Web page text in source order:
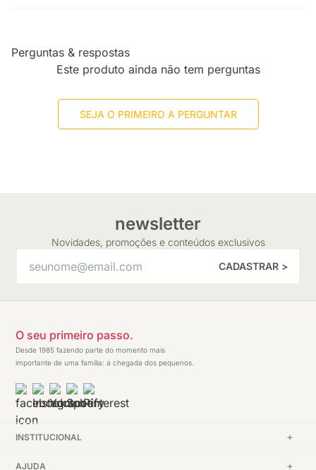
Perguntas & respostas
Este produto ainda não tem perguntas
SEJA O PRIMEIRO A PERGUNTAR
newsletter
Novidades, promoções e conteúdos exclusivos
CADASTRAR >
O seu primeiro passo.
Desde 1985 fazendo parte do momento mais
importante de uma família: a chegada dos pequenos.
INSTITUCIONAL
AJUDA